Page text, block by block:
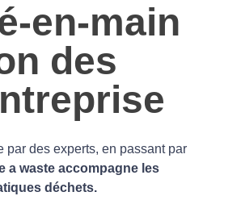
en-main
des
des experts, en passant par
a waste accompagne les
déchets.